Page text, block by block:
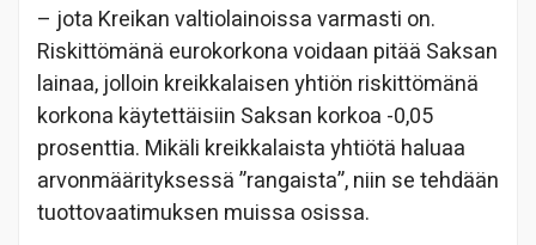
– jota Kreikan valtiolainoissa varmasti on.
Riskittömänä eurokorkona voidaan pitää Saksan
lainaa, jolloin kreikkalaisen yhtiön riskittömänä
korkona käytettäisiin Saksan korkoa -0,05
prosenttia. Mikäli kreikkalaista yhtiötä haluaa
arvonmäärityksessä ”rangaista”, niin se tehdään
tuottovaatimuksen muissa osissa.